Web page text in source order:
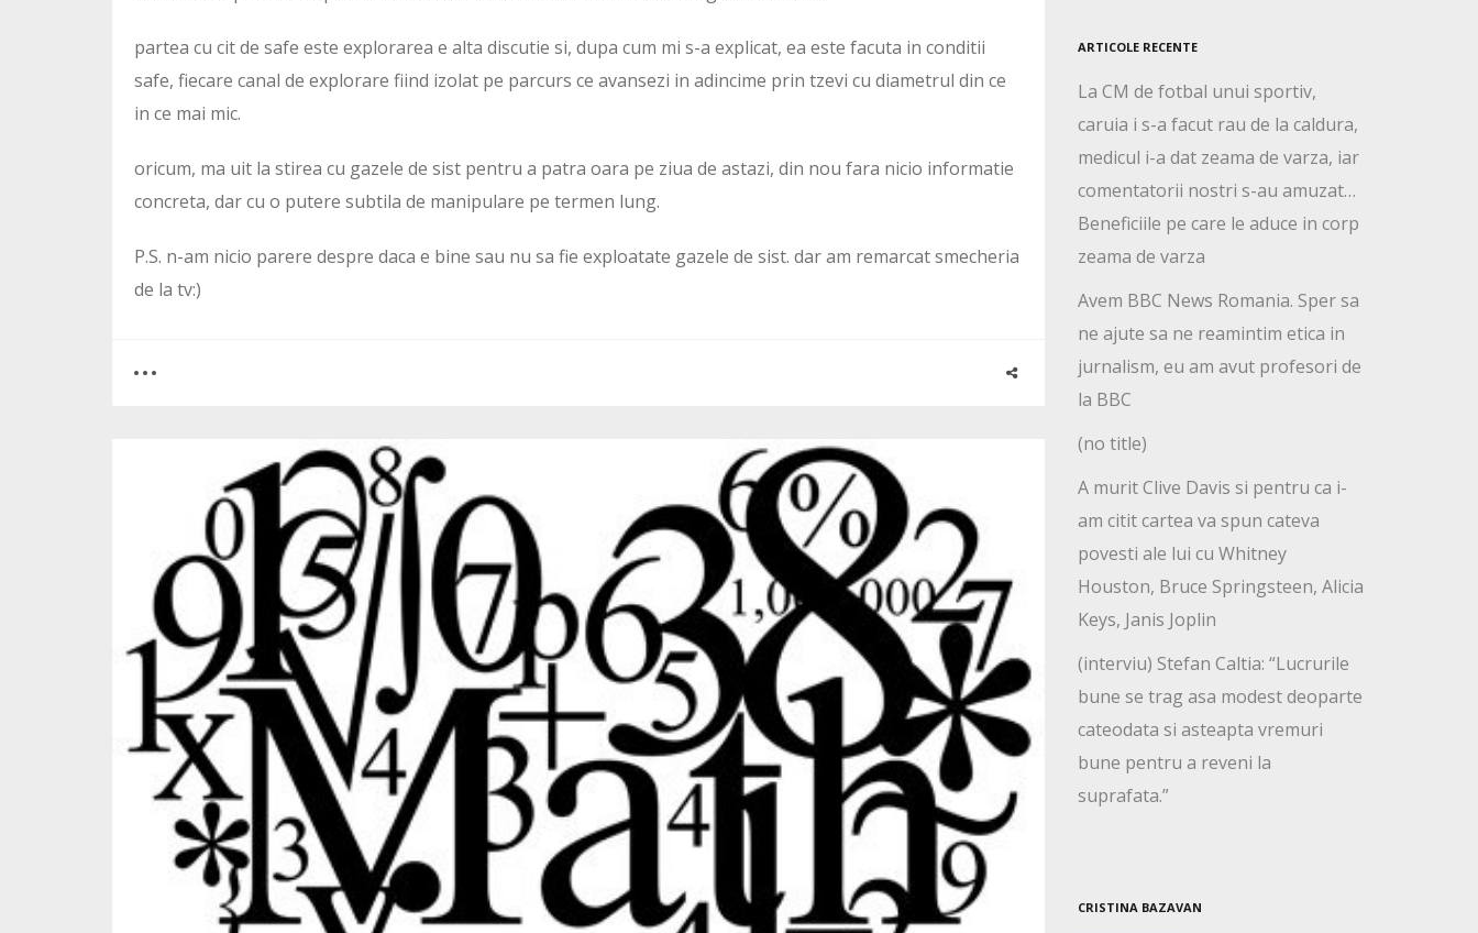
partea cu cit de safe este explorarea e alta discutie si, dupa cum mi s-a explicat, ea este facuta in conditii
safe, fiecare canal de explorare fiind izolat pe parcurs ce avansezi in adincime prin tzevi cu diametrul din ce
in ce mai mic.
oricum, ma uit la stirea cu gazele de sist pentru a patra oara pe ziua de astazi, din nou fara nicio informatie
concreta, dar cu o putere subtila de manipulare pe termen lung.
P.S. n-am nicio parere despre daca e bine sau nu sa fie exploatate gazele de sist. dar am remarcat smecheria
de la tv:)
ARTICOLE RECENTE
La CM de fotbal unui sportiv,
caruia i s-a facut rau de la caldura,
medicul i-a dat zeama de varza, iar
comentatorii nostri s-au amuzat…
Beneficiile pe care le aduce in corp
zeama de varza
Avem BBC News Romania. Sper sa
ne ajute sa ne reamintim etica in
jurnalism, eu am avut profesori de
la BBC
(no title)
A murit Clive Davis si pentru ca i-
am citit cartea va spun cateva
povesti ale lui cu Whitney
Houston, Bruce Springsteen, Alicia
Keys, Janis Joplin
(interviu) Stefan Caltia: “Lucrurile
bune se trag asa modest deoparte
cateodata si asteapta vremuri
bune pentru a reveni la
suprafata.”
CRISTINA BAZAVAN